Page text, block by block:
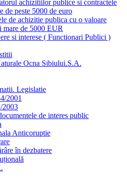
achizitiilor publice si contractele
de peste 5000 de euro
de achizitie publica cu o valoare
mare de 5000 EUR
si interese ( Functionari Publici )
Ocna Sibiului.S.A.
Legislatie
2001
2003
de interes public
Anticoruptie
în dezbatere